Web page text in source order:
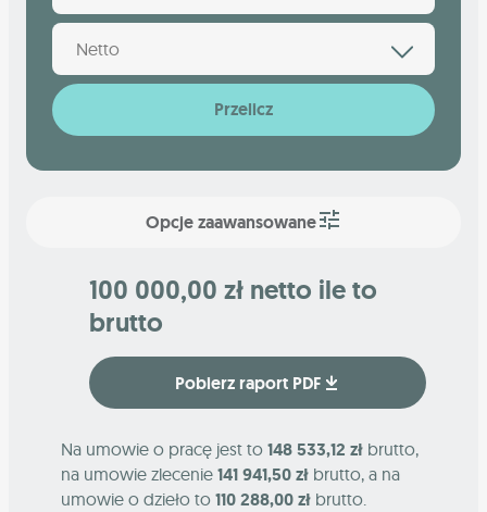
Netto
Przelicz
Opcje zaawansowane
100 000,00 zł netto ile to
brutto
Pobierz raport PDF
Na umowie o pracę jest to 148 533,12 zł brutto,
na umowie zlecenie 141 941,50 zł brutto, a na
umowie o dzieło to 110 288,00 zł brutto.